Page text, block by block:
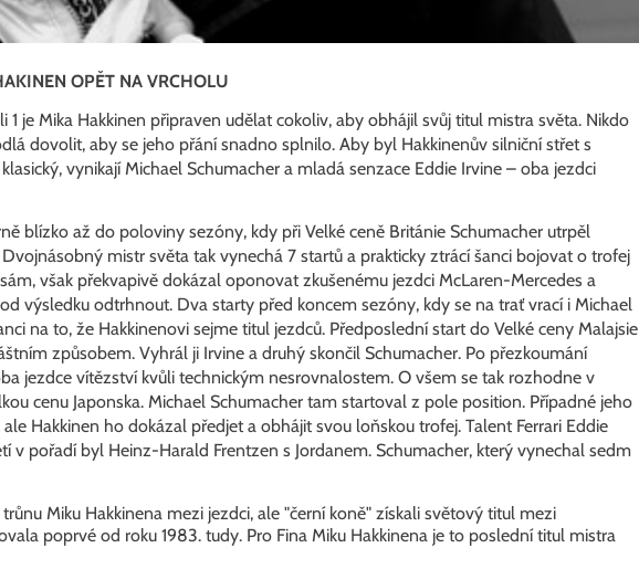
OPĚT NA VRCHOLU
1 je Mika Hakkinen připraven udělat cokoliv, aby obhájil svůj titul mistra světa. Nikdo
dovolit, aby se jeho přání snadno splnilo. Aby byl Hakkinenův silniční střet s
vynikají Michael Schumacher a mladá senzace Eddie Irvine – oba jezdci
blízko až do poloviny sezóny, kdy při Velké ceně Británie Schumacher utrpěl
mistr světa tak vynechá 7 startů a prakticky ztrácí šanci bojovat o trofej
však překvapivě dokázal oponovat zkušenému jezdci McLaren-Mercedes a
výsledku odtrhnout. Dva starty před koncem sezóny, kdy se na trať vrací i Michael
na to, že Hakkinenovi sejme titul jezdců. Předposlední start do Velké ceny Malajsie
způsobem. Vyhrál ji Irvine a druhý skončil Schumacher. Po přezkoumání
jezdce vítězství kvůli technickým nesrovnalostem. O všem se tak rozhodne v
cenu Japonska. Michael Schumacher tam startoval z pole position. Případné jeho
Hakkinen ho dokázal předjet a obhájit svou loňskou trofej. Talent Ferrari Eddie
v pořadí byl Heinz-Harald Frentzen s Jordanem. Schumacher, který vynechal sedm
Miku Hakkinena mezi jezdci, ale "černí koně" získali světový titul mezi
poprvé od roku 1983. tudy. Pro Fina Miku Hakkinena je to poslední titul mistra